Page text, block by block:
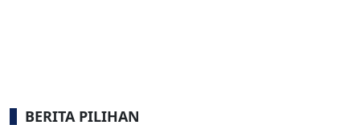
BERITA PILIHAN